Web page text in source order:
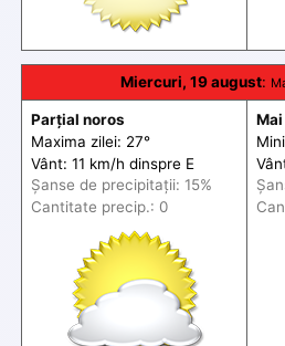
Miercuri, 19 august:
Parțial noros
Maxima zilei: 27°
Vânt: 11 km/h dinspre E
Șanse de precipitații: 15%
Cantitate precip.: 0